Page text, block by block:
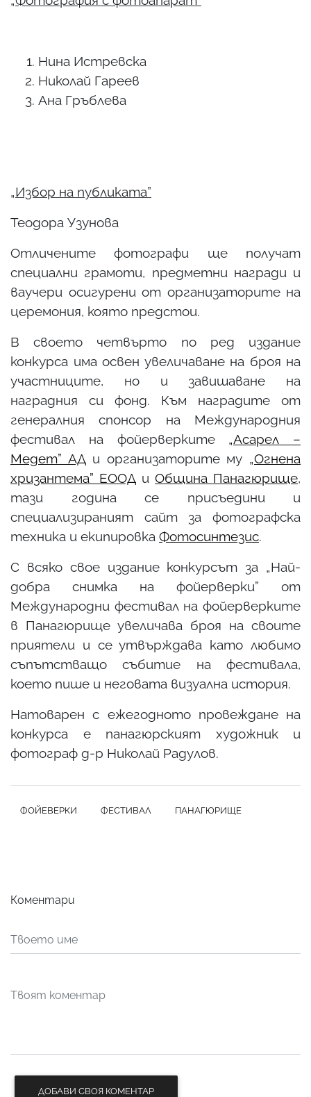
Нина Истревска
Николай Гареев
Ана Гръблева
„Избор на публиката”
Теодора Узунова
Отличените фотографи ще получат
специални грамоти, предметни награди и
ваучери осигурени от организаторите на
церемония, която предстои.
В своето четвърто по ред издание
конкурса има освен увеличаване на броя на
участниците, но и завишаване на
наградния си фонд. Към наградите от
генералния спонсор на Международния
фестивал на фойерверките „Асарел –
Медет” АДи организаторите му „Огнена
хризантема” ЕООД и Община Панагюрище,
тази година се присъедини и
специализираният сайт за фотографска
техника и екипировка Фотосинтезис.
С всяко свое издание конкурсът за „Най-
добра снимка на фойерверки” от
Международни фестивал на фойерверките
в Панагюрище увеличава броя на своите
приятели и се утвърждава като любимо
съпътстващо събитие на фестивала,
което пише и неговата визуална история.
Натоварен с ежегодното провеждане на
конкурса е панагюрският художник и
фотограф д-р Николай Радулов.
ФОЙЕВЕРКИ ФЕСТИВАЛ ПАНАГЮРИЩЕ
Коментари
ДОБАВИ СВОЯ КОМЕНТАР